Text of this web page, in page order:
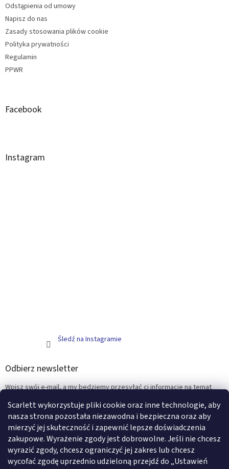
Scarlett wykorzystuje pliki cookie oraz inne technologie, aby
nasza strona pozostała niezawodna i bezpieczna oraz aby
mierzyć jej skuteczność i zapewnić lepsze doświadczenia
zakupowe. Wyrażenie zgody jest dobrowolne. Jeśli nie chcesz
wyrazić zgody, chcesz ograniczyć jej zakres lub chcesz
wycofać zgodę uprzednio udzieloną przejdź do „Ustawień
Odstąpienia od umowy
Napisz do nas
Zasady stosowania plików cookie
Polityka prywatności
Regulamin
PPWR
Facebook
Instagram
Śledź na Instagramie
Odbierz newsletter
Wpisz swój e-mail, a my będziemy przesyłać ci informacje na temat
E-mail
ZALOGUJ SIĘ